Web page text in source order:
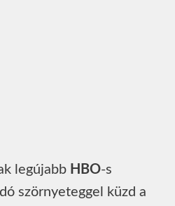
legújabb HBO-s
szörnyeteggel küzd a